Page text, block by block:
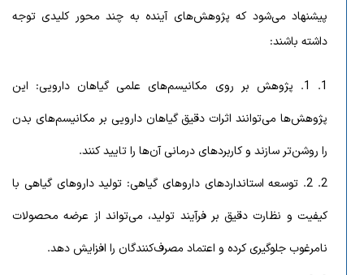
پیشنهاد می‌شود که پژوهش‌های آینده به چند محور کلیدی توجه
داشته باشند:
1. پژوهش بر روی مکانیسم‌های علمی گیاهان دارویی: این
پژوهش‌ها می‌توانند اثرات دقیق گیاهان دارویی بر مکانیسم‌های بدن
را روشن‌تر سازند و کاربردهای درمانی آن‌ها را تایید کنند.
2. توسعه استانداردهای داروهای گیاهی: تولید داروهای گیاهی با
کیفیت و نظارت دقیق بر فرآیند تولید، می‌تواند از عرضه محصولات
نامرغوب جلوگیری کرده و اعتماد مصرف‌کنندگان را افزایش دهد.